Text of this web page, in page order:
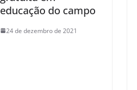
educação do campo
24 de dezembro de 2021